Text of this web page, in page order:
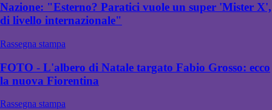
Nazione: "Esterno? Paratici vuole un super 'Mister X',
di livello internazionale"
Rassegna stampa
FOTO - L'albero di Natale targato Fabio Grosso: ecco
la nuova Fiorentina
Rassegna stampa